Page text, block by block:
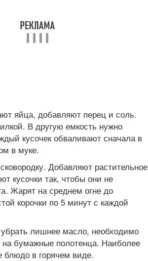
яйца, добавляют перец и соль.
В другую емкость нужно
кусочек обваливают сначала в
в муке.
Добавляют растительное
кусочки так, чтобы они не
Жарят на среднем огне до
корочки по 5 минут с каждой
лишнее масло, необходимо
на бумажные полотенца. Наиболее
блюдо в горячем виде.